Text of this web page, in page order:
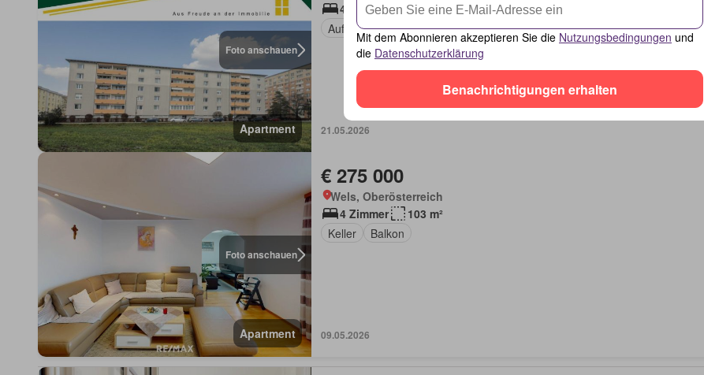
Foto anschauen
Apartment
4 Zimmer
109 m²
Aufzug
21.05.2026
Foto anschauen
Apartment
€ 275 000
Wels, Oberösterreich
4 Zimmer
103 m²
Keller
Balkon
09.05.2026
Mit dem Abonnieren akzeptieren Sie die Nutzungsbedingungen und
die Datenschutzerklärung
Benachrichtigungen erhalten